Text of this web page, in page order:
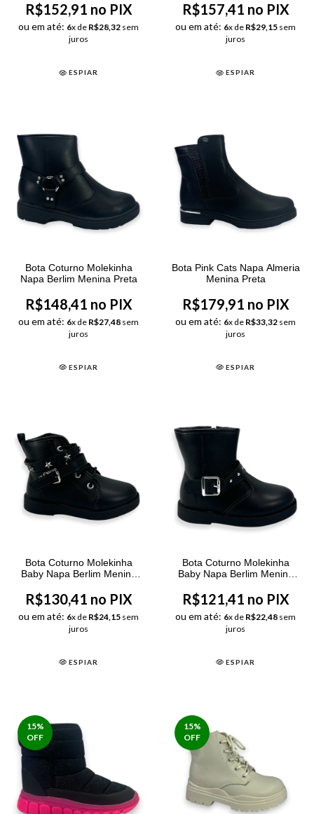
R$152,91 no PIX
ou em até: 6x de R$28,32 sem
juros
ESPIAR
R$157,41 no PIX
ou em até: 6x de R$29,15 sem
juros
ESPIAR
Bota Coturno Molekinha
Napa Berlim Menina Preta
R$148,41 no PIX
ou em até: 6x de R$27,48 sem
juros
ESPIAR
Bota Pink Cats Napa Almeria
Menina Preta
R$179,91 no PIX
ou em até: 6x de R$33,32 sem
juros
ESPIAR
Bota Coturno Molekinha
Baby Napa Berlim Menina
R$130,41 no PIX
ou em até: 6x de R$24,15 sem
juros
ESPIAR
Bota Coturno Molekinha
Baby Napa Berlim Menina
R$121,41 no PIX
ou em até: 6x de R$22,48 sem
juros
ESPIAR
15%
OFF
15%
OFF